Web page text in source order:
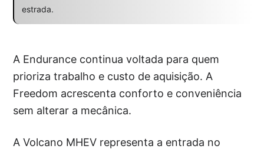
estrada.
A Endurance continua voltada para quem
prioriza trabalho e custo de aquisição. A
Freedom acrescenta conforto e conveniência
sem alterar a mecânica.
A Volcano MHEV representa a entrada no